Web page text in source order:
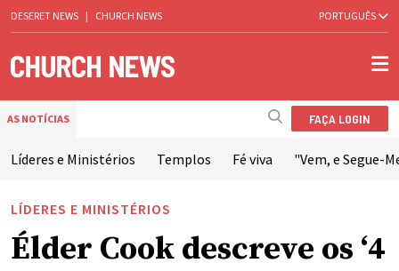
DESERET NEWS | CHURCH NEWS PORTUGUÊS
AS NOTÍCIAS FAÇA LOGIN
Líderes e Ministérios Templos Fé viva "Vem, e Segue-
LÍDERES E MINISTÉRIOS
Élder Cook descreve os ‘4